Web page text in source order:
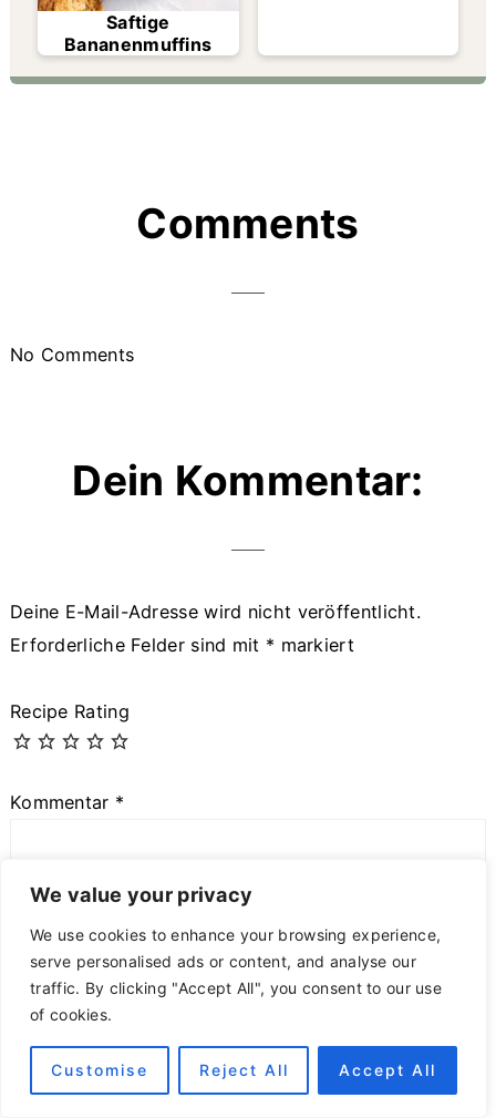
We value your privacy
We use cookies to enhance your browsing experience,
serve personalised ads or content, and analyse our
traffic. By clicking "Accept All", you consent to our use
of cookies.
Customise Reject All Accept All
Saftige
Bananenmuffins
Comments
No Comments
Dein Kommentar:
Deine E-Mail-Adresse wird nicht veröffentlicht.
Erforderliche Felder sind mit * markiert
Recipe Rating
Kommentar *